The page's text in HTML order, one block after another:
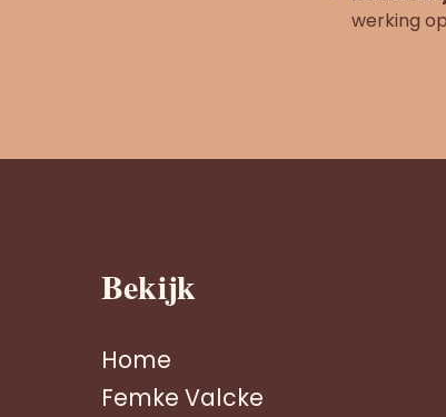
werking
Bekijk
Home
Femke Valcke